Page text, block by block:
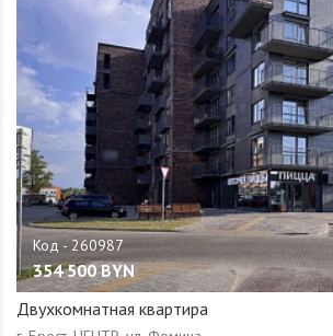
354 500 BYN
Двухкомнатная квартира